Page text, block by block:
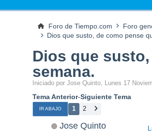
Foro de Tiempo.com Foro
Dios que susto, de como pense
Dios que
semana.
Iniciado por Jose Quinto, Lunes 17
Tema Anterior-Siguiente Tema
IR ABAJO 1 2
Jose Quinto